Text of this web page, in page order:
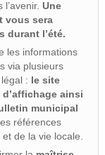
Une
vous sera
durant l’été.
les informations
via plusieurs
: le site
ainsi
municipal
références
de la vie locale.